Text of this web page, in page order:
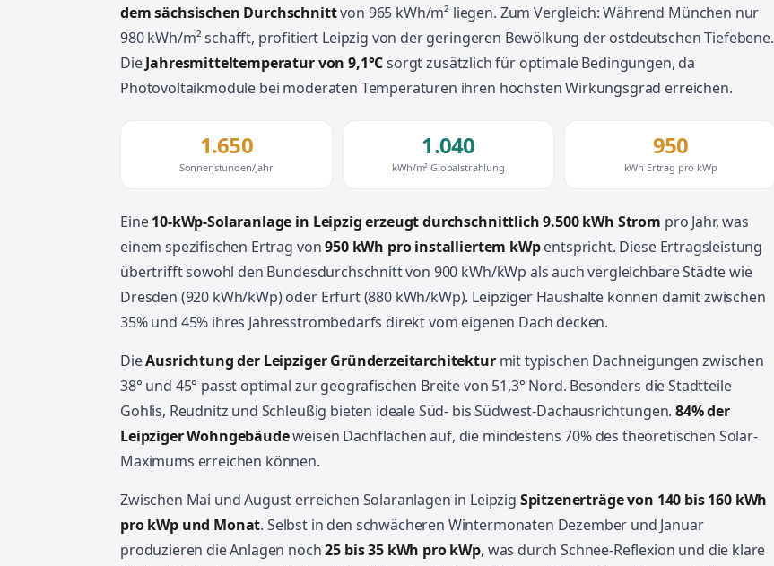
dem sächsischen Durchschnittvon 965 kWh/m² liegen. Zum Vergleich: Während München nur
980 kWh/m² schafft, profitiert Leipzig von der geringeren Bewölkung der ostdeutschen Tiefebene.
DieJahresmitteltemperatur von 9,1°Csorgt zusätzlich für optimale Bedingungen, da
Photovoltaikmodule bei moderaten Temperaturen ihren höchsten Wirkungsgrad erreichen.
1.650
Sonnenstunden/Jahr
1.040
kWh/m² Globalstrahlung
950
kWh Ertrag pro kWp
Eine10-kWp-Solaranlage in Leipzig erzeugt durchschnittlich 9.500 kWh Strom pro Jahr, was
einem spezifischen Ertrag von950 kWh pro installiertem kWpentspricht. Diese Ertragsleistung
übertrifft sowohl den Bundesdurchschnitt von 900 kWh/kWp als auch vergleichbare Städte wie
Dresden (920 kWh/kWp) oder Erfurt (880 kWh/kWp). Leipziger Haushalte können damit zwischen
35% und 45% ihres Jahresstrombedarfs direkt vom eigenen Dach decken.
DieAusrichtung der Leipziger Gründerzeitarchitekturmit typischen Dachneigungen zwischen
38° und 45° passt optimal zur geografischen Breite von 51,3° Nord. Besonders die Stadtteile
Gohlis, Reudnitz und Schleußig bieten ideale Süd- bis Südwest-Dachausrichtungen.84% der
Leipziger Wohngebäudeweisen Dachflächen auf, die mindestens 70% des theoretischen Solar-
Maximums erreichen können.
Zwischen Mai und August erreichen Solaranlagen in Leipzig Spitzenerträge von 140 bis 160 kWh
pro kWp und Monat. Selbst in den schwächeren Wintermonaten Dezember und Januar
produzieren die Anlagen noch25 bis 35 kWh pro kWp, was durch Schnee-Reflexion und die klare